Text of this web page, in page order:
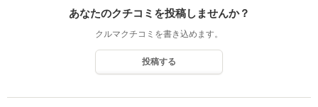
あなたのクチコミを投稿しませんか？
クルマクチコミを書き込めます。
投稿する